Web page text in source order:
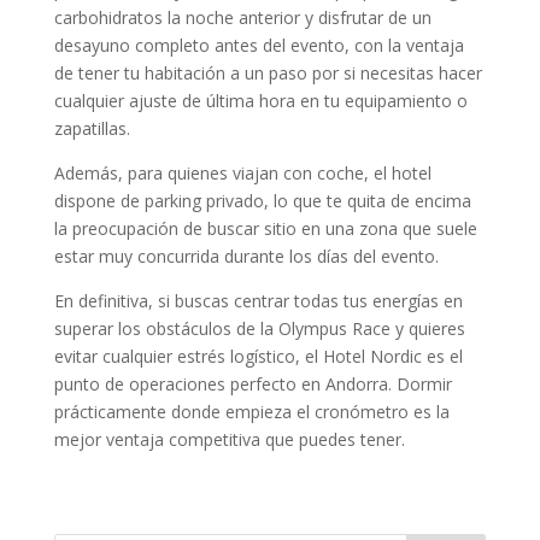
carbohidratos la noche anterior y disfrutar de un
desayuno completo antes del evento, con la ventaja
de tener tu habitación a un paso por si necesitas hacer
cualquier ajuste de última hora en tu equipamiento o
zapatillas.
Además, para quienes viajan con coche, el hotel
dispone de parking privado, lo que te quita de encima
la preocupación de buscar sitio en una zona que suele
estar muy concurrida durante los días del evento.
En definitiva, si buscas centrar todas tus energías en
superar los obstáculos de la Olympus Race y quieres
evitar cualquier estrés logístico, el Hotel Nordic es el
punto de operaciones perfecto en Andorra. Dormir
prácticamente donde empieza el cronómetro es la
mejor ventaja competitiva que puedes tener.